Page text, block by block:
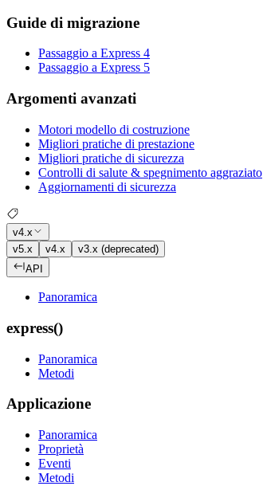
Guide di migrazione
Passaggio a Express 4
Passaggio a Express 5
Argomenti avanzati
Motori modello di costruzione
Migliori pratiche di prestazione
Migliori pratiche di sicurezza
Controlli di salute & spegnimento aggraziato
Aggiornamenti di sicurezza
v4.x
v5.x
v4.x
v3.x (deprecated)
API
Panoramica
express()
Panoramica
Metodi
Applicazione
Panoramica
Proprietà
Eventi
Metodi